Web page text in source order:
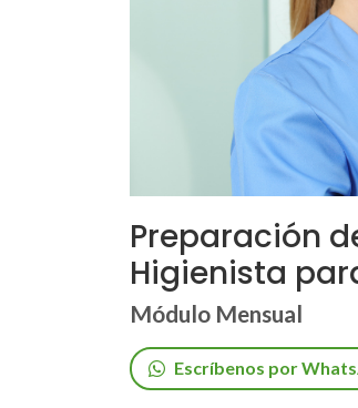
Preparación
Higienista
Módulo Mensual
Escríbenos por